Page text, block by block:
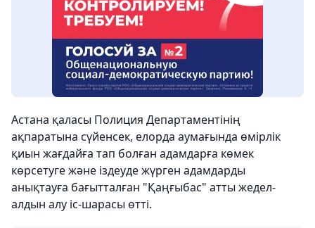
Астана қаласы Полиция Департаментінің
ақпаратына сүйенсек, елорда аумағында өмірлік
қиын жағдайға тап болған адамдарға көмек
көрсетуге және іздеуде жүрген адамдарды
анықтауға бағытталған "Қаңғыбас" атты жедел-
алдын алу іс-шарасы өтті.